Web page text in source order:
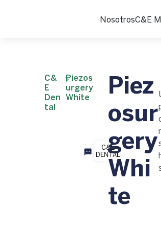
NosotrosC&E
C&
E
Den
tal
Piezos
urgery
White
C&E
DENTAL
Piez
osur
gery
Whi
te